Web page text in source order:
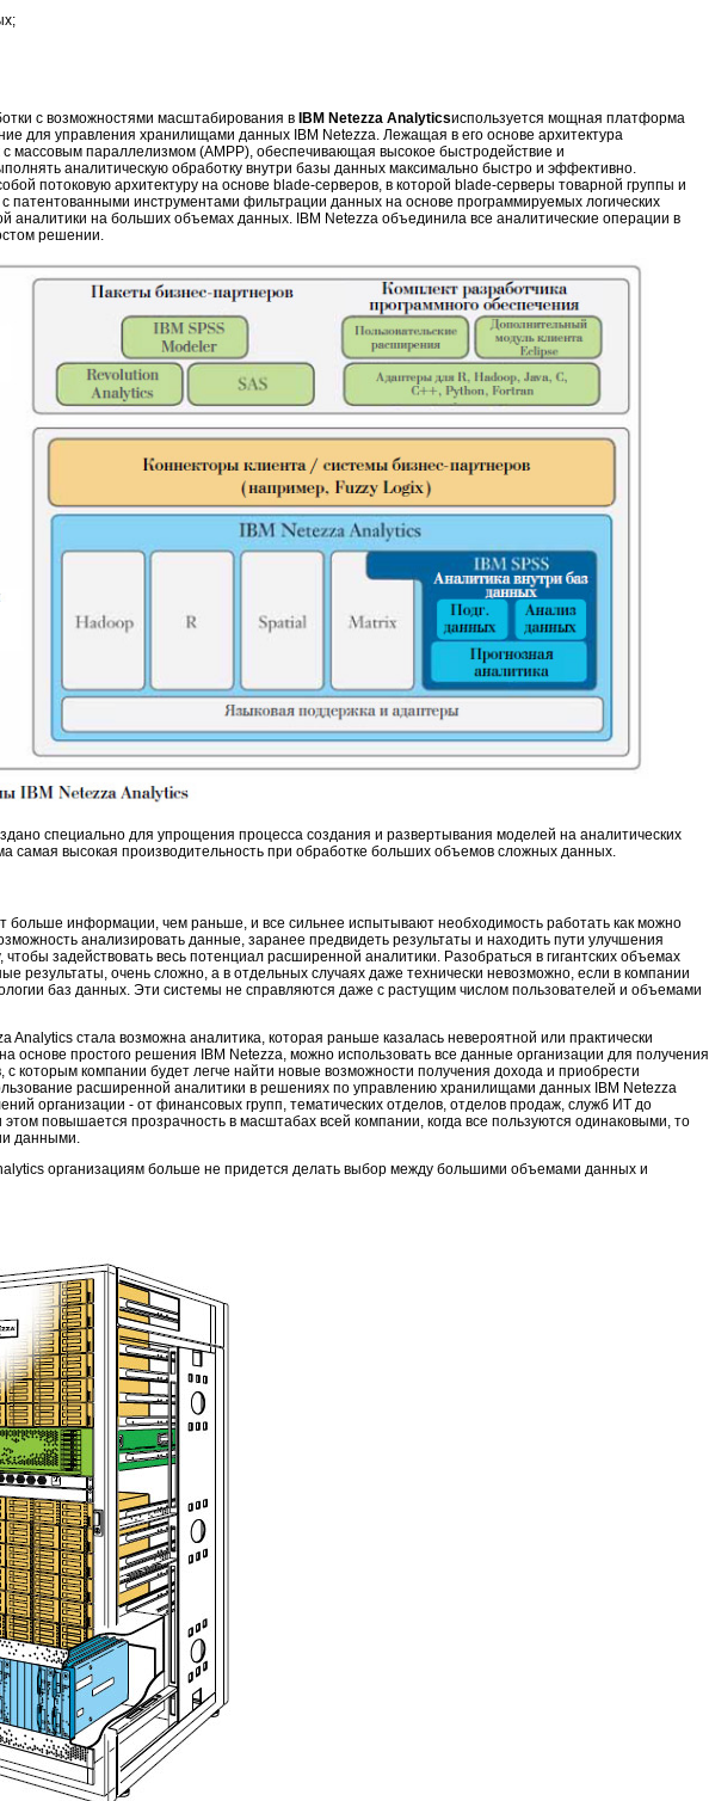
с возможностями масштабирования в IBM Netezza Analyticsиспользуется мощная платформа
для управления хранилищами данных IBM Netezza. Лежащая в его основе архитектура
массовым параллелизмом (AMPP), обеспечивающая высокое быстродействие и
аналитическую обработку внутри базы данных максимально быстро и эффективно.
потоковую архитектуру на основе blade-серверов, в которой blade-серверы товарной группы и
патентованными инструментами фильтрации данных на основе программируемых логических
аналитики на больших объемах данных. IBM Netezza объединила все аналитические операции в
решении.
специально для упрощения процесса создания и развертывания моделей на аналитических
самая высокая производительность при обработке больших объемов сложных данных.
больше информации, чем раньше, и все сильнее испытывают необходимость работать как можно
анализировать данные, заранее предвидеть результаты и находить пути улучшения
задействовать весь потенциал расширенной аналитики. Разобраться в гигантских объемах
результаты, очень сложно, а в отдельных случаях даже технически невозможно, если в компании
баз данных. Эти системы не справляются даже с растущим числом пользователей и объемами
стала возможна аналитика, которая раньше казалась невероятной или практически
основе простого решения IBM Netezza, можно использовать все данные организации для получения
с которым компании будет легче найти новые возможности получения дохода и приобрести
расширенной аналитики в решениях по управлению хранилищами данных IBM Netezza
организации - от финансовых групп, тематических отделов, отделов продаж, служб ИТ до
этом повышается прозрачность в масштабах всей компании, когда все пользуются одинаковыми, то
данными.
организациям больше не придется делать выбор между большими объемами данных и